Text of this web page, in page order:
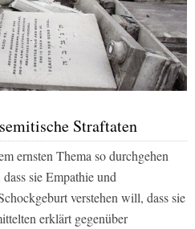
Straftaten
ernsten Thema so durchgehen
sie Empathie und
verstehen will, dass sie
erklärt gegenüber